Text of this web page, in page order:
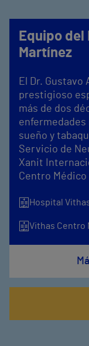
Equipo del
Martínez
El Dr. Gustavo
prestigioso
más de dos
sueño y
Servicio de
Xanit
Centro
Hospital
Vithas Centro